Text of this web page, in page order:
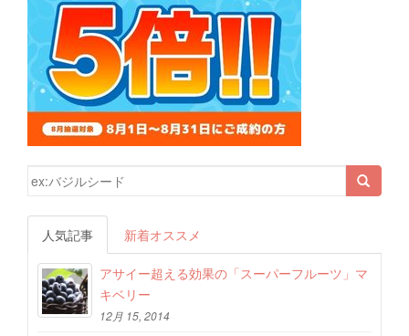
検索結果:
人気記事 新着オススメ
アサイー超える効果の「スーパーフルーツ」マ
キベリー
12月 15, 2014